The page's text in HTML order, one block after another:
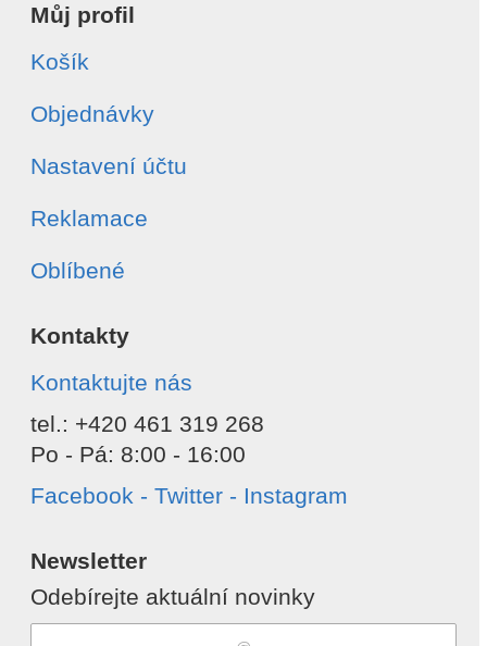
Můj profil
Košík
Objednávky
Nastavení účtu
Reklamace
Oblíbené
Kontakty
Kontaktujte nás
tel.: +420 461 319 268
Po - Pá: 8:00 - 16:00
Facebook - Twitter - Instagram
Newsletter
Odebírejte aktuální novinky